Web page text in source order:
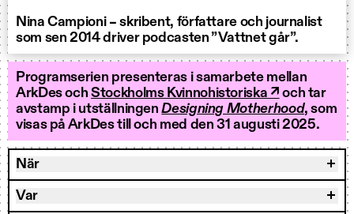
Nina Campioni – skribent, författare och journalist
som sen 2014 driver podcasten ”Vattnet går”.
Programserien presenteras i samarbete mellan
ArkDes ochStockholms Kvinnohistoriska ↗ och tar
avstamp i utställningenDesigning Motherhood, som
visas på ArkDes till och med den 31 augusti 2025.
När
Var